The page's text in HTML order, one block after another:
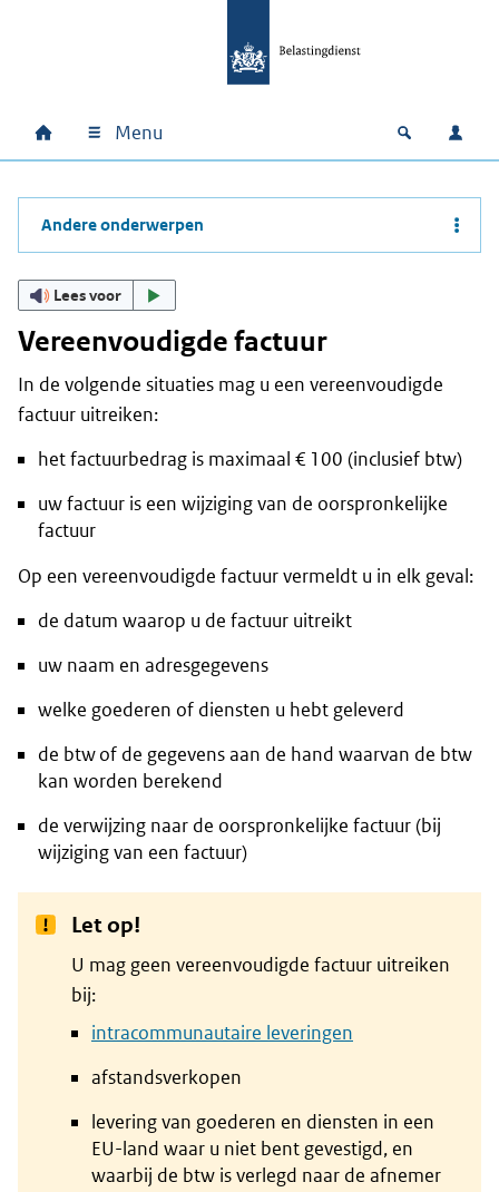
Hoofdnavigatie
Home Menu Open
Andere onderwerpen
Lees voor
Vereenvoudigde factuur
In de volgende situaties mag u een vereenvoudigde
factuur uitreiken:
het factuurbedrag is maximaal € 100 (inclusief btw)
uw factuur is een wijziging van de oorspronkelijke
factuur
Op een vereenvoudigde factuur vermeldt u in elk geval:
de datum waarop u de factuur uitreikt
uw naam en adresgegevens
welke goederen of diensten u hebt geleverd
de btw of de gegevens aan de hand waarvan de btw
kan worden berekend
de verwijzing naar de oorspronkelijke factuur (bij
wijziging van een factuur)
Let op!
U mag geen vereenvoudigde factuur uitreiken
bij:
intracommunautaire leveringen
afstandsverkopen
levering van goederen en diensten in een
EU-land waar u niet bent gevestigd, en
waarbij de btw is verlegd naar de afnemer